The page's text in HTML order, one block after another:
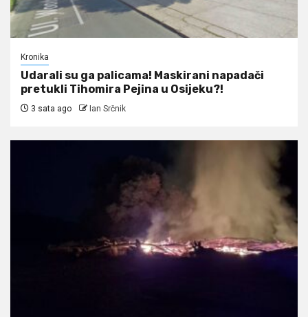
Kronika
Udarali su ga palicama! Maskirani napadači
pretukli Tihomira Pejina u Osijeku?!
3 sata ago Ian Srčnik